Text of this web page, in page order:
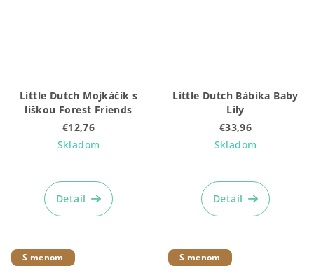
Little Dutch Mojkáčik s
líškou Forest Friends
€12,76
Skladom
Detail
Little Dutch Bábika Baby
Lily
€33,96
Skladom
Detail
S menom S menom